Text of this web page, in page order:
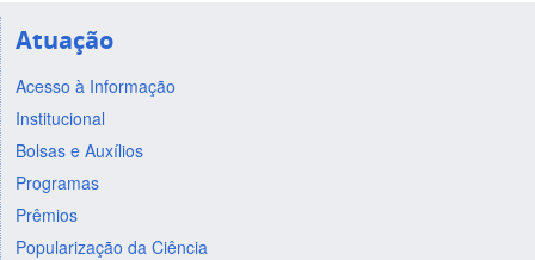
Atuação
Acesso à Informação
Institucional
Bolsas e Auxílios
Programas
Prêmios
Popularização da Ciência